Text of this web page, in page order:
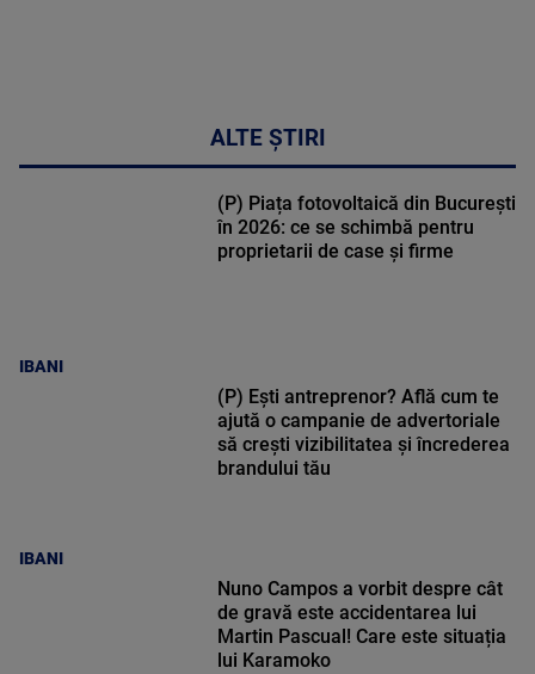
ALTE ȘTIRI
IBANI
(P) Piața fotovoltaică din București
în 2026: ce se schimbă pentru
proprietarii de case și firme
IBANI
(P) Ești antreprenor? Află cum te
ajută o campanie de advertoriale
să crești vizibilitatea și încrederea
brandului tău
Nuno Campos a vorbit despre cât
de gravă este accidentarea lui
Martin Pascual! Care este situația
lui Karamoko